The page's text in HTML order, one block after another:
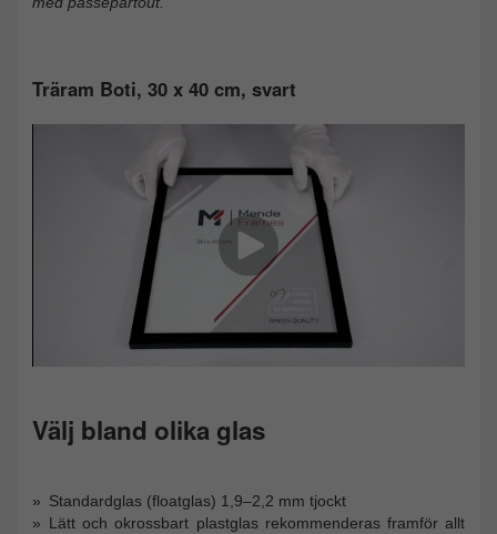
Träram Boti, 30 x 40 cm, svart
Välj bland olika glas
Standardglas (floatglas) 1,9–2,2 mm tjockt
Lätt och okrossbart plastglas rekommenderas framför allt